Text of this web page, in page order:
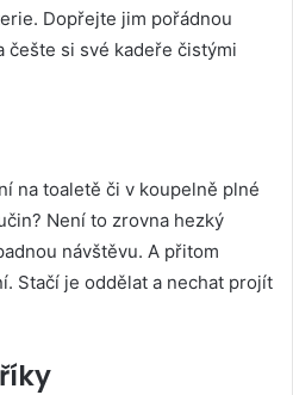
Dopřejte jim pořádnou
češte si své kadeře čistými
na toaletě či v koupelně plné
Není to zrovna hezký
návštěvu. A přitom
Stačí je oddělat a nechat projít